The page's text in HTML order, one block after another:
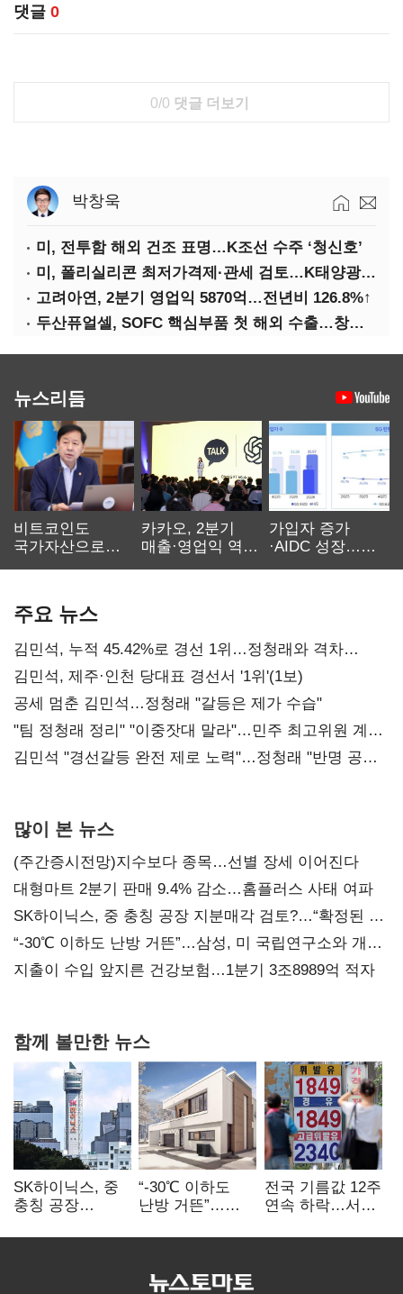
댓글 0
0/0 댓글 더보기
박창욱
미, 전투함 해외 건조 표명…K조선 수주 ‘청신호’
미, 폴리실리콘 최저가격제·관세 검토…K태양광 입지 확대 기대
고려아연, 2분기 영업익 5870억…전년비 126.8%↑
두산퓨얼셀, SOFC 핵심부품 첫 해외 수출…창사 이래 최대 규모
뉴스리듬
비트코인도
국가자산으로…'
카카오, 2분기
매출·영업익 역대
가입자 증가
·AIDC 성장…
주요 뉴스
김민석, 누적 45.42%로 경선 1위…정청래와 격차
0.86%p(2보)
김민석, 제주·인천 당대표 경선서 '1위'(1보)
공세 멈춘 김민석…정청래 "갈등은 제가 수습"
"팀 정청래 정리" "이중잣대 말라"…민주 최고위원 계파
다툼 격화
김민석 "경선갈등 완전 제로 노력"…정청래 "반명 공세
많이 본 뉴스
(주간증시전망)지수보다 종목…선별 장세 이어진다
대형마트 2분기 판매 9.4% 감소…홈플러스 사태 여파
SK하이닉스, 중 충칭 공장 지분매각 검토?…“확정된 바
없어”
“-30℃ 이하도 난방 거뜬”…삼성, 미 국립연구소와 개발
협력
지출이 수입 앞지른 건강보험…1분기 3조8989억 적자
함께 볼만한 뉴스
SK하이닉스, 중
충칭 공장
검토?…“확정된
“-30℃ 이하도
난방 거뜬”…
국립연구소와
전국 기름값 12주
연속 하락…서울